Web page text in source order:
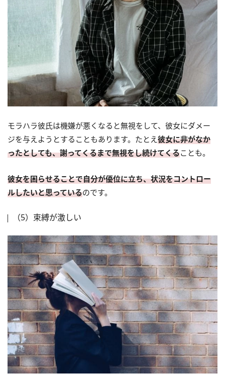
モラハラ彼氏は機嫌が悪くなると無視をして、彼女にダメー
ジを与えようとすることもあります。たとえ彼女に非がなか
ったとしても、謝ってくるまで無視をし続けてくることも。
彼女を困らせることで自分が優位に立ち、状況をコントロー
ルしたいと思っているのです。
（5）束縛が激しい